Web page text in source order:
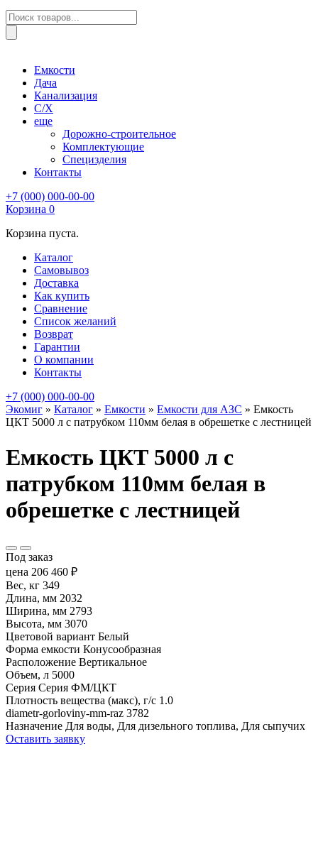
Поиск
товаров
Емкости
Дача
Канализация
С/Х
еще
Дорожно-строительное
Комплектующие
Специзделия
Контакты
+7 (000) 000-00-00
Корзина 0
Корзина пуста.
Каталог
Самовывоз
Доставка
Как купить
Сравнение
Список желаний
Возврат
Гарантии
О компании
Контакты
+7 (000) 000-00-00
Экомиг » Каталог » Емкости » Емкости для АЗС » Емкость
ЦКТ 5000 л с патрубком 110мм белая в обрешетке с лестницей
Емкость ЦКТ 5000 л с
патрубком 110мм белая в
обрешетке с лестницей
Под заказ
цена 206 460 ₽
Вес, кг 349
Длина, мм 2032
Ширина, мм 2793
Высота, мм 3070
Цветовой вариант Белый
Форма емкости Конусообразная
Расположение Вертикальное
Объем, л 5000
Серия Серия ФМ/ЦКТ
Плотность вещества (макс), г/с 1.0
diametr-gorloviny-mm-raz 3782
Назначение Для воды, Для дизельного топлива, Для сыпучих
Оставить заявку